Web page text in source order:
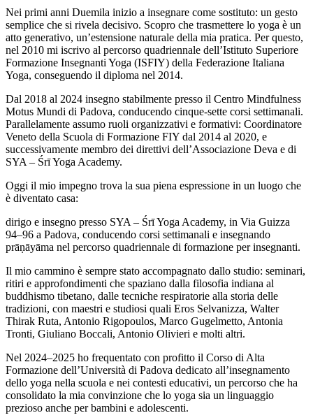
Nei primi anni Duemila inizio a insegnare come sostituto: un gesto
semplice che si rivela decisivo. Scopro che trasmettere lo yoga è un
atto generativo, un’estensione naturale della mia pratica. Per questo,
nel 2010 mi iscrivo al percorso quadriennale dell’Istituto Superiore
Formazione Insegnanti Yoga (ISFIY) della Federazione Italiana
Yoga, conseguendo il diploma nel 2014.
Dal 2018 al 2024 insegno stabilmente presso il Centro Mindfulness
Motus Mundi di Padova, conducendo cinque-sette corsi settimanali.
Parallelamente assumo ruoli organizzativi e formativi: Coordinatore
Veneto della Scuola di Formazione FIY dal 2014 al 2020, e
successivamente membro dei direttivi dell’Associazione Deva e di
SYA – Śrī Yoga Academy.
Oggi il mio impegno trova la sua piena espressione in un luogo che
è diventato casa:
dirigo e insegno presso SYA – Śrī Yoga Academy, in Via Guizza
94–96 a Padova, conducendo corsi settimanali e insegnando
prāṇāyāma nel percorso quadriennale di formazione per insegnanti.
Il mio cammino è sempre stato accompagnato dallo studio: seminari,
ritiri e approfondimenti che spaziano dalla filosofia indiana al
buddhismo tibetano, dalle tecniche respiratorie alla storia delle
tradizioni, con maestri e studiosi quali Eros Selvanizza, Walter
Thirak Ruta, Antonio Rigopoulos, Marco Gugelmetto, Antonia
Tronti, Giuliano Boccali, Antonio Olivieri e molti altri.
Nel 2024–2025 ho frequentato con profitto il Corso di Alta
Formazione dell’Università di Padova dedicato all’insegnamento
dello yoga nella scuola e nei contesti educativi, un percorso che ha
consolidato la mia convinzione che lo yoga sia un linguaggio
prezioso anche per bambini e adolescenti.